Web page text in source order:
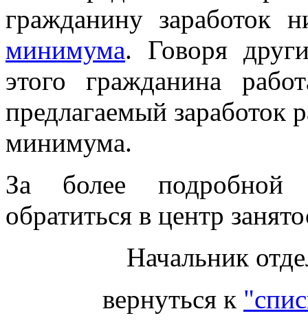
гражданину заработок
минимума. Говоря
этого гражданина
предлагаемый заработок
минимума.
За более подробной
обратиться в центр
Начальник
вернуться к